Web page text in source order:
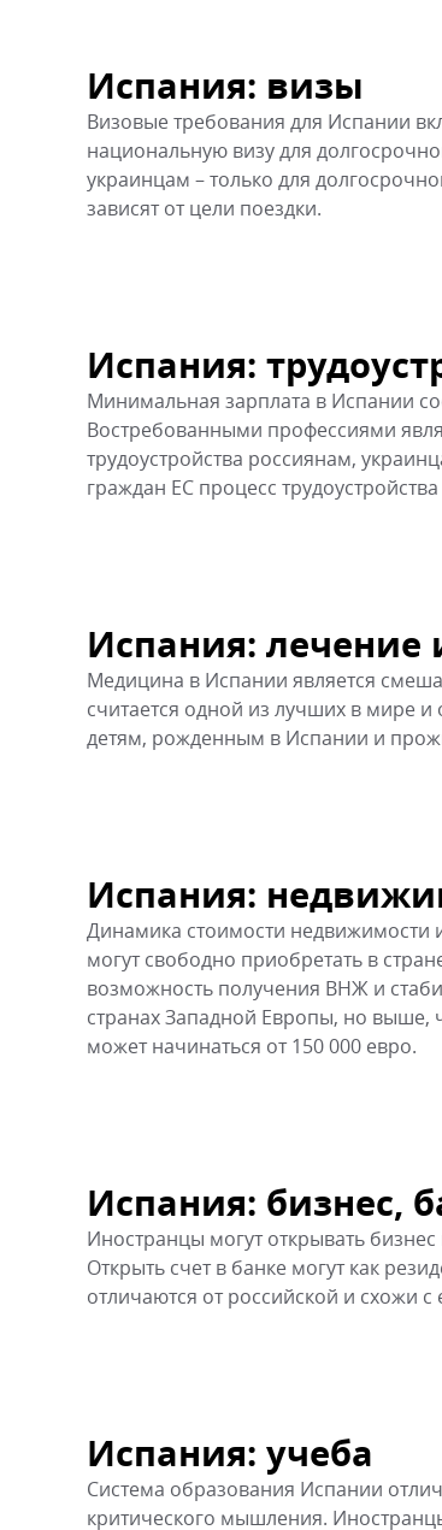
Испания: визы
Визовые требования для Испании
национальную визу для
украинцам – только для
зависят от цели поездки.
Испания:
Минимальная зарплата в Испании
Востребованными профессиями
трудоустройства россиянам,
граждан ЕС процесс
Испания: лечение
Медицина в Испании является
считается одной из лучших в мире и
детям, рожденным в Испании и
Испания:
Динамика стоимости
могут свободно приобретать в
возможность получения ВНЖ и
странах Западной Европы, но
может начинаться от 150 000 евро.
Испания: бизнес,
Иностранцы могут открывать
Открыть счет в банке могут как
отличаются от российской и схожи
Испания: учеба
Система образования Испании
критического мышления.